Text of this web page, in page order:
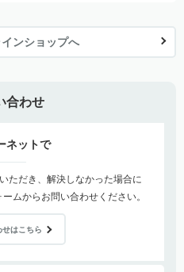
ンショップへ
合わせ
ネットで
ただき、解決しなかった場合に
ムからお問い合わせください。
せはこちら